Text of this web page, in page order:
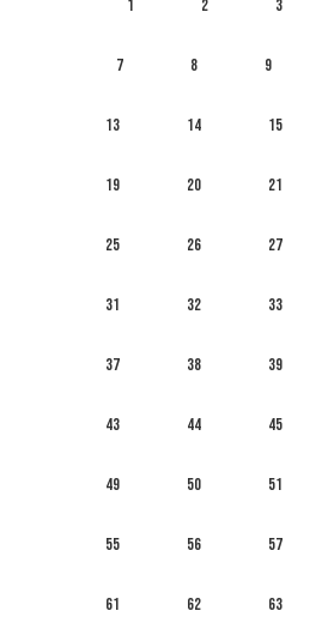
1 2 3
7 8 9
13 14 15
19 20 21
25 26 27
31 32 33
37 38 39
43 44 45
49 50 51
55 56 57
61 62 63